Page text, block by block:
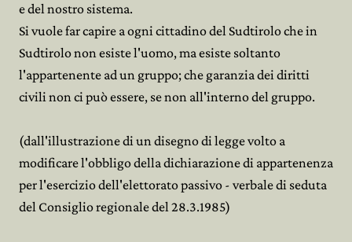
e del nostro sistema.
Si vuole far capire a ogni cittadino del Sudtirolo che in
Sudtirolo non esiste l'uomo, ma esiste soltanto
l'appartenente ad un gruppo; che garanzia dei diritti
civili non ci può essere, se non all'interno del gruppo.
(dall'illustrazione di un disegno di legge volto a
modificare l'obbligo della dichiarazione di appartenenza
per l'esercizio dell'elettorato passivo - verbale di seduta
del Consiglio regionale del 28.3.1985)